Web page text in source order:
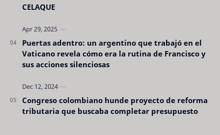
CELAQUE
Puertas adentro: un argentino que trabajó en el
Vaticano revela cómo era la rutina de Francisco y
sus acciones silenciosas
Congreso colombiano hunde proyecto de reforma
tributaria que buscaba completar presupuesto